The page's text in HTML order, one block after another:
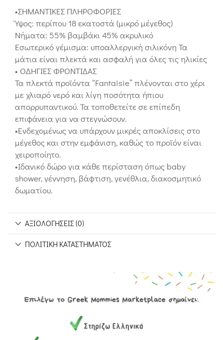
•ΣΗΜΑΝΤΙΚΕΣ ΠΛΗΡΟΦΟΡΙΕΣ
Ύψος: περίπου 18 εκατοστά (μικρό μέγεθος)
Νήματα: 55% βαμβάκι 45% ακρυλικό
Εσωτερικό γέμισμα: υποαλλεργική σιλικόνη Τα
μάτια είναι πλεκτά και ασφαλή για όλες τις ηλικίες
• ΟΔΗΓΙΕΣ ΦΡΟΝΤΙΔΑΣ
Τα πλεκτά προϊόντα “Fantaisie” πλένονται στο χέρι
με χλιαρό νερό και λίγη ποσότητα ήπιου
απορρυπαντικού. Τα τοποθετείτε σε επίπεδη
επιφάνεια για να στεγνώσουν.
•Ενδεχομένως να υπάρχουν μικρές αποκλίσεις στο
μέγεθος και στην εμφάνιση, καθώς το προϊόν είναι
χειροποίητο.
•Ιδανικό δώρο για κάθε περίσταση όπως baby
shower, γέννηση, βάφτιση, γενέθλια, διακοσμητικό
δωματίου.
ΑΞΙΟΛΟΓΉΣΕΙΣ (0)
ΠΟΛΙΤΙΚΉ ΚΑΤΑΣΤΉΜΑΤΟΣ